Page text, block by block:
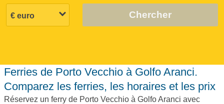
Chercher
Ferries de Porto Vecchio à Golfo Aranci.
Comparez les ferries, les horaires et les prix
Réservez un ferry de Porto Vecchio à Golfo Aranci avec